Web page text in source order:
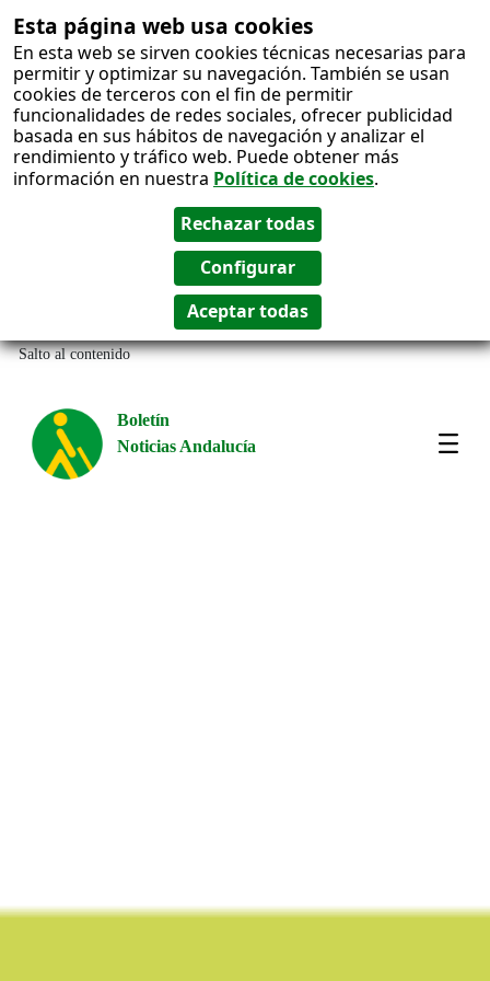
Esta página web usa cookies
En esta web se sirven cookies técnicas necesarias para
permitir y optimizar su navegación. También se usan
cookies de terceros con el fin de permitir
funcionalidades de redes sociales, ofrecer publicidad
basada en sus hábitos de navegación y analizar el
rendimiento y tráfico web. Puede obtener más
información en nuestra Política de cookies.
Salto al contenido
Boletín
Noticias Andalucía